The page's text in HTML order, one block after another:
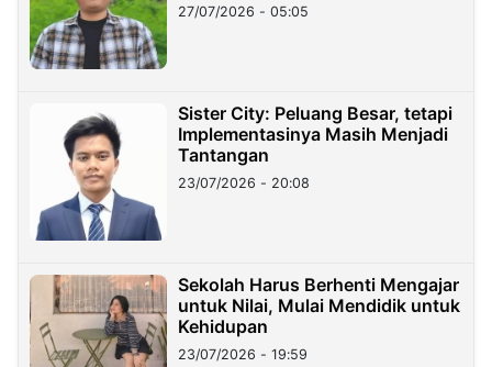
27/07/2026 - 05:05
Sister City: Peluang Besar, tetapi
Implementasinya Masih Menjadi
Tantangan
23/07/2026 - 20:08
Sekolah Harus Berhenti Mengajar
untuk Nilai, Mulai Mendidik untuk
Kehidupan
23/07/2026 - 19:59